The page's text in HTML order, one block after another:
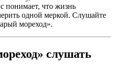
понимает, что жизнь
одной меркой. Слушайте
мореход».
слушать